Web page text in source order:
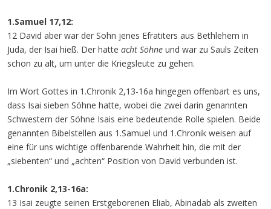
1.Samuel 17,12:
12 David aber war der Sohn jenes Efratiters aus Bethlehem in
Juda, der Isai hieß. Der hatte acht Söhne und war zu Sauls Zeiten
schon zu alt, um unter die Kriegsleute zu gehen.
Im Wort Gottes in 1.Chronik 2,13-16a hingegen offenbart es uns,
dass Isai sieben Söhne hatte, wobei die zwei darin genannten
Schwestern der Söhne Isais eine bedeutende Rolle spielen. Beide
genannten Bibelstellen aus 1.Samuel und 1.Chronik weisen auf
eine für uns wichtige offenbarende Wahrheit hin, die mit der
„siebenten“ und „achten“ Position von David verbunden ist.
1.Chronik 2,13-16a:
13 Isai zeugte seinen Erstgeborenen Eliab, Abinadab als zweiten